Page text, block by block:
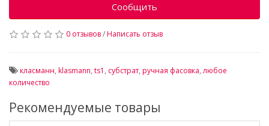
Сообщить
0 отзывов/Написать отзыв
класманн, klasmann, ts1 , субстрат, ручная фасовка, любое
количество
Рекомендуемые товары